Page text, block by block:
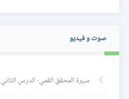
صوت و فيديو
سيرة المحقق القمي- الدرس الثاني